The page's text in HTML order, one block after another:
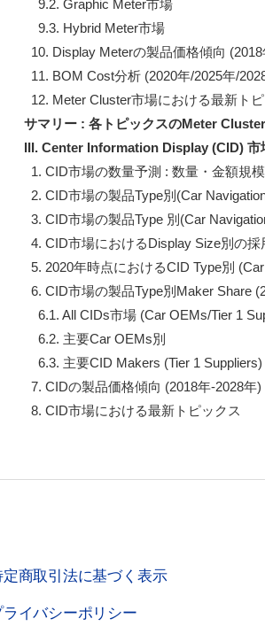
    9.2. Graphic Meter市場
    9.3. Hybrid Meter市場
10. Display Meterの製品価格傾向
11. BOM Cost分析 (2020年/2025年/
サマリー : 各トピックスのMeter
III. Center Information Display (CID) 市
1. CID市場の数量予測 : 数量・金額規
2. CID市場の製品Type別(Car
3. CID市場の製品Type 別(Car
4. CID市場におけるDisplay Size別の
5. 2020年時点におけるCID Type別
6. CID市場の製品Type別Maker Share
6.1. All CIDs市場 (Car OEMs/Tier 1
    6.2. 主要Car OEMs別
    6.3. 主要CID Makers (Tier 1 Suppliers)
7. CIDの製品価格傾向 (2018年-2028年)
  8. CID市場における最新トピックス
定商取引法に基づく表示
ライバシーポリシー